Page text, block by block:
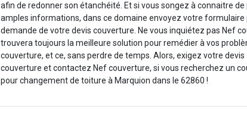
afin de redonner son étanchéité. Et si vous songez à connaitre de
amples informations, dans ce domaine envoyez votre formulaire
demande de votre devis couverture. Ne vous inquiétez pas Nef
trouvera toujours la meilleure solution pour remédier à vos
couverture, et ce, sans perdre de temps. Alors, exigez votre devis
couverture et contactez Nef couverture, si vous recherchez un
pour changement de toiture à Marquion dans le 62860 !